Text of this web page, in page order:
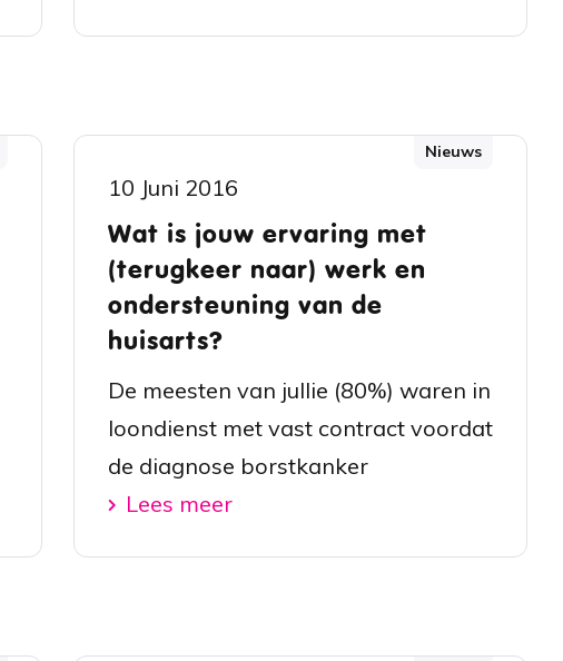
Nieuws
10 Juni 2016
Wat is jouw ervaring met
(terugkeer naar) werk en
ondersteuning van de
huisarts?
De meesten van jullie (80%) waren in
loondienst met vast contract voordat
de diagnose borstkanker
Lees meer